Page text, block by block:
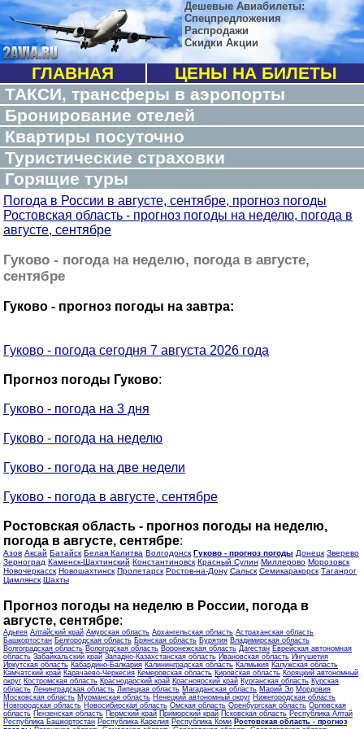
Дешевые Авиабилеты:
Спецпредложения
Распродажи
Скидки Акции
ГЛАВНАЯ
ЦЕНЫ НА БИЛЕТЫ
ТАКСИ, трансферы в аэропорты
Бронирование отелей
Квартиры посуточно
Туристические страховки
Горящие туры
Погода в России в августе, сентябре, прогноз погоды
Ростовская область - прогноз погоды на неделю, погода в
августе, сентябре
Гуково - погода на неделю, погода в августе,
сентябре
Гуково - прогноз погоды на завтра:
Гуково - погода сегодня 7 августа 2026 года
Прогноз погоды Гуково:
Гуково - погода на 3 дня
Гуково - погода на неделю
Гуково - погода на две недели
Гуково - погода в августе, сентябре
Ростовская область - прогноз погоды на неделю,
погода в августе, сентябре:
Азов Аксай Батайск Белая Калитва Волгодонск Гуково - прогноз погоды Донецк Зверево
Зерноград Каменск-Шахтинский Константиновск Красный Сулин Миллерово Морозовск
Новочеркасск Новошахтинск Пролетарск Ростов-на-Дону Сальск Семикаракорск Таганрог
Цимлянск Шахты
Прогноз погоды на неделю в России, погода в
августе, сентябре:
Адыгея Алтайский край Амурская область Архангельская область Астраханская область
Башкортостан Белгородская область Брянская область Бурятия Владимирская область
Волгоградская область Вологодская область Воронежская область Дагестан Еврейская автономная
область Забайкальский край Западно-Казахстанская область Ивановская область Ингушетия
Иркутская область Кабардино-Балкария Калининградская область Калмыкия Калужская область
Камчатский край Карачаево-Черкесия Кемеровская область Кировская область Коряцкий автономный
округ Костромская область Краснодарский край Красноярский край Курганская область Курская
область Ленинградская область Липецкая область Магаданская область Марий Эл Мордовия
Московская область Мурманская область Ненецкий автономный округ Нижегородская область
Новгородская область Новосибирская область Омская область Оренбургская область Орловская
область Пензенская область Пермский край Приморский край Псковская область Республика Алтай
Республика Башкортостан Республика Карелия Республика Коми Ростовская область - прогноз